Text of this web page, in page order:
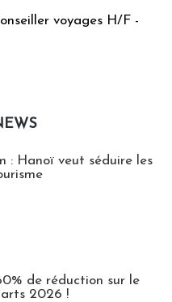
voyages H/F -
: Hanoï veut séduire les
de réduction sur le
2026 !